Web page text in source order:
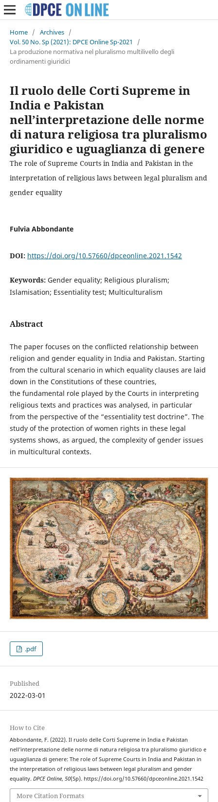
Home / Archives /
Vol. 50 No. Sp (2021): DPCE Online Sp-2021
/
La produzione normativa nel pluralismo multilivello degli
ordinamenti giuridici
Il ruolo delle Corti Supreme in
India e Pakistan
nell’interpretazione delle norme
di natura religiosa tra pluralismo
giuridico e uguaglianza di genere
The role of Supreme Courts in India and Pakistan in the
interpretation of religious laws between legal pluralism and
gender equality
Fulvia Abbondante
DOI: https://doi.org/10.57660/dpceonline.2021.1542
Keywords: Gender equality; Religious pluralism;
Islamisation; Essentiality test; Multiculturalism
Abstract
The paper focuses on the conflicted relationship between
religion and gender equality in India and Pakistan. Starting
from the cultural scenario in which equality clauses are laid
down in the Constitutions of these countries,
the fundamental role played by the Courts in interpreting
religious texts and practices was analysed, in particular
from the perspective of the “essentiality test doctrine”. The
study of the protection of women rights in these legal
systems shows, as argued, the complexity of gender issues
in multicultural contexts.
.pdf
Published
2022-03-01
How to Cite
Abbondante, F. (2022). Il ruolo delle Corti Supreme in India e Pakistan
nell’interpretazione delle norme di natura religiosa tra pluralismo giuridico e
uguaglianza di genere: The role of Supreme Courts in India and Pakistan in
the interpretation of religious laws between legal pluralism and gender
equality. DPCE Online, 50(Sp). https://doi.org/10.57660/dpceonline.2021.1542
More Citation Formats